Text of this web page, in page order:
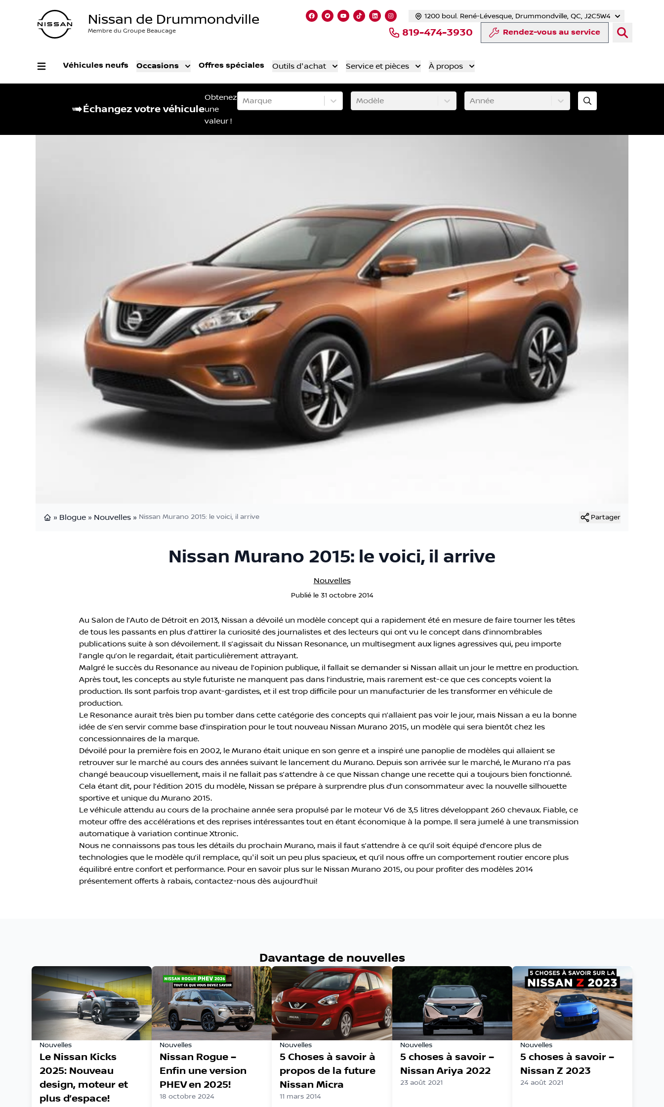
Nissan de Drummondville
Membre du Groupe Beaucage Rendez-vous au service
819-474-3930
Lien vers notre page facebook
Lien vers notre compte Twitter
Lien vers notre chaîne YouTube
Lien vers notre compte Tiktok
Lien vers notre compte LinkedIn
Lien vers notre compte Instagram
1200 boul. René-Lévesque, Drummondville, QC, J2C5W4
Véhicules neufs Occasions Offres spéciales Outils d'achat Service et pièces À propos
Échangez votre véhicule
Obtenez
une
valeur !
Marque Modèle Année
» Blogue » Nouvelles » Nissan Murano 2015: le voici, il arrive Partager
Nissan Murano 2015: le voici, il arrive
Nouvelles
Publié le 31 octobre 2014
Au Salon de l’Auto de Détroit en 2013, Nissan a dévoilé un modèle concept qui a rapidement été en mesure de faire tourner les têtes
de tous les passants en plus d’attirer la curiosité des journalistes et des lecteurs qui ont vu le concept dans d’innombrables
publications suite à son dévoilement. Il s’agissait du Nissan Resonance, un multisegment aux lignes agressives qui, peu importe
l’angle qu’on le regardait, était particulièrement attrayant.
Malgré le succès du Resonance au niveau de l’opinion publique, il fallait se demander si Nissan allait un jour le mettre en production.
Après tout, les concepts au style futuriste ne manquent pas dans l’industrie, mais rarement est-ce que ces concepts voient la
production. Ils sont parfois trop avant-gardistes, et il est trop difficile pour un manufacturier de les transformer en véhicule de
production.
Le Resonance aurait très bien pu tomber dans cette catégorie des concepts qui n’allaient pas voir le jour, mais Nissan a eu la bonne
idée de s’en servir comme base d’inspiration pour le tout nouveau Nissan Murano 2015, un modèle qui sera bientôt chez les
concessionnaires de la marque.
Dévoilé pour la première fois en 2002, le Murano était unique en son genre et a inspiré une panoplie de modèles qui allaient se
retrouver sur le marché au cours des années suivant le lancement du Murano. Depuis son arrivée sur le marché, le Murano n’a pas
changé beaucoup visuellement, mais il ne fallait pas s’attendre à ce que Nissan change une recette qui a toujours bien fonctionné.
Cela étant dit, pour l’édition 2015 du modèle, Nissan se prépare à surprendre plus d’un consommateur avec la nouvelle silhouette
sportive et unique du Murano 2015.
Le véhicule attendu au cours de la prochaine année sera propulsé par le moteur V6 de 3,5 litres développant 260 chevaux. Fiable, ce
moteur offre des accélérations et des reprises intéressantes tout en étant économique à la pompe. Il sera jumelé à une transmission
automatique à variation continue Xtronic.
Nous ne connaissons pas tous les détails du prochain Murano, mais il faut s’attendre à ce qu’il soit équipé d’encore plus de
technologies que le modèle qu’il remplace, qu'il soit un peu plus spacieux, et qu’il nous offre un comportement routier encore plus
équilibré entre confort et performance. Pour en savoir plus sur le Nissan Murano 2015, ou pour profiter des modèles 2014
présentement offerts à rabais, contactez-nous dès aujourd’hui!
Davantage de nouvelles
Nouvelles
Le Nissan Kicks
2025: Nouveau
design, moteur et
plus d’espace!
Nouvelles
Nissan Rogue –
Enfin une version
PHEV en 2025!
18 octobre 2024
Nouvelles
5 Choses à savoir à
propos de la future
Nissan Micra
11 mars 2014
Nouvelles
5 choses à savoir –
Nissan Ariya 2022
23 août 2021
Nouvelles
5 choses à savoir –
Nissan Z 2023
24 août 2021